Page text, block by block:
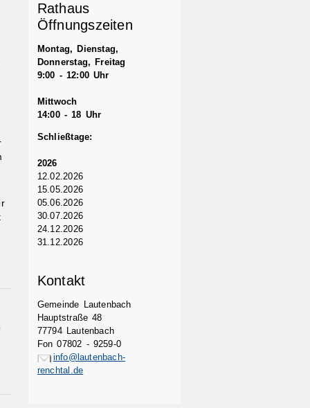
Rathaus
Öffnungszeiten
Montag, Dienstag,
Donnerstag, Freitag
9:00 - 12:00 Uhr
Mittwoch
14:00 - 18 Uhr
Schließtage:
2026
12.02.2026
15.05.2026
05.06.2026
30.07.2026
24.12.2026
31.12.2026
Kontakt
Gemeinde Lautenbach
Hauptstraße 48
77794 Lautenbach
Fon 07802 - 9259-0
info@lautenbach-
renchtal.de